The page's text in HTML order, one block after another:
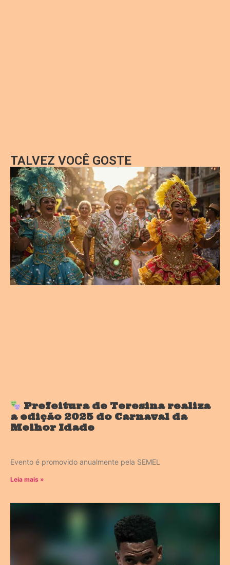
TALVEZ VOCÊ GOSTE
Prefeitura de Teresina realiza
a edição 2025 do Carnaval da
Melhor Idade
Evento é promovido anualmente pela SEMEL
Leia mais »